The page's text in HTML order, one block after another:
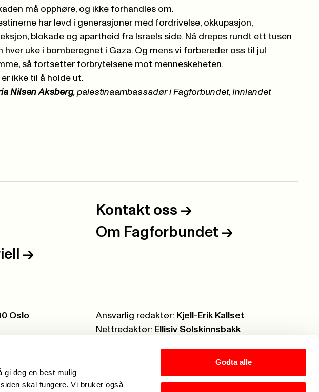
gi deg en best mulig
skal fungere. Vi bruker også
Godta alle
må opphøre, og ikke forhandles om.
har levd i generasjoner med fordrivelse, okkupasjon,
blokade og apartheid fra Israels side. Nå drepes rundt ett tusen
hver uke i bomberegnet i Gaza. Og mens vi forbereder oss til jul
så fortsetter forbrytelsene mot menneskeheten.
er ikke til å holde ut.
Nilsen Aksberg, palestinaambassadør i Fagforbundet, Innlandet
Kontakt oss ->
Om Fagforbundet ->
->
Oslo
Ansvarlig redaktør: Kjell-Erik Kallset
Nettredaktør: Ellisiv Solskinnsbakk